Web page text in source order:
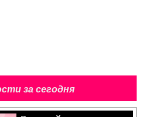
за сегодня